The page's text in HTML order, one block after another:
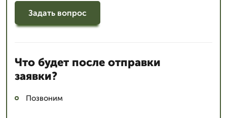
Задать вопрос
Что будет после отправки
заявки?
Позвоним